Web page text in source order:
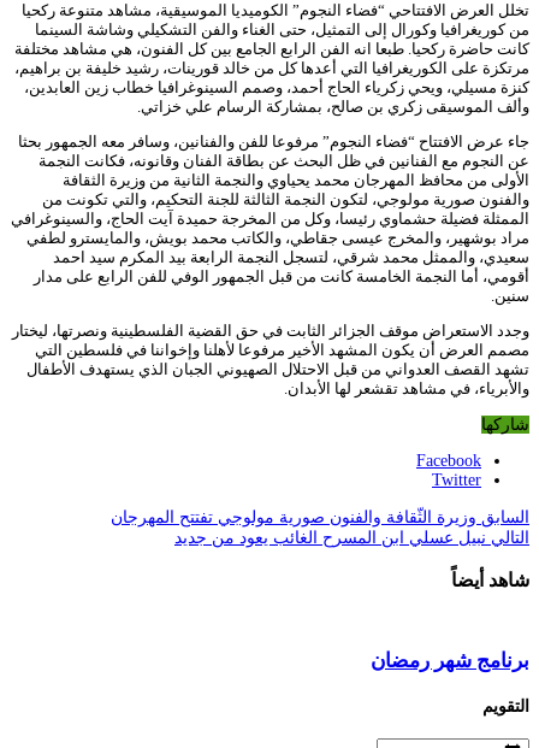
تخلل العرض الافتتاحي “فضاء النجوم” الكوميديا الموسيقية، مشاهد متنوعة ركحيا
من كوريغرافيا وكورال إلى التمثيل، حتى الغناء والفن التشكيلي وشاشة السينما
كانت حاضرة ركحيا. طبعا انه الفن الرابع الجامع بين كل الفنون، هي مشاهد مختلفة
مرتكزة على الكوريغرافيا التي أعدها كل من خالد قورينات، رشيد خليفة بن براهيم،
كنزة مسيلي، ويحي زكرياء الحاج أحمد، وصمم السينوغرافيا خطاب زين العابدين،
وألف الموسيقى زكري بن صالح، بمشاركة الرسام علي خزاتي.
جاء عرض الافتتاح “فضاء النجوم” مرفوعا للفن والفنانين، وسافر معه الجمهور بحثا
عن النجوم مع الفنانين في ظل البحث عن بطاقة الفنان وقانونه، فكانت النجمة
الأولى من محافظ المهرجان محمد يحياوي والنجمة الثانية من وزيرة الثقافة
والفنون صورية مولوجي، لتكون النجمة الثالثة للجنة التحكيم، والتي تكونت من
الممثلة فضيلة حشماوي رئيسا، وكل من المخرجة حميدة آيت الحاج، والسينوغرافي
مراد بوشهير، والمخرج عيسى جقاطي، والكاتب محمد بويش، والمايسترو لطفي
سعيدي، والممثل محمد شرقي، لتسجل النجمة الرابعة بيد المكرم سيد احمد
أقومي، أما النجمة الخامسة كانت من قبل الجمهور الوفي للفن الرابع على مدار
سنين.
وجدد الاستعراض موقف الجزائر الثابت في حق القضية الفلسطينية ونصرتها، ليختار
مصمم العرض أن يكون المشهد الأخير مرفوعا لأهلنا وإخواننا في فلسطين التي
تشهد القصف العدواني من قبل الاحتلال الصهيوني الجبان الذي يستهدف الأطفال
والأبرياء، في مشاهد تقشعر لها الأبدان.
شاركها
Facebook
Twitter
السابق وزيرة الثّقافة والفنون صورية مولوجي تفتتح المهرجان
التالي نبيل عسلي ابن المسرح الغائب يعود من جديد
شاهد أيضاً
برنامج شهر رمضان
التقويم